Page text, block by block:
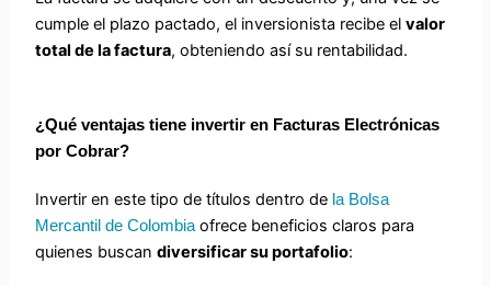
cumple el plazo pactado, el inversionista recibe elvalor
total de la factura, obteniendo así su rentabilidad.
¿Qué ventajas tiene invertir en Facturas Electrónicas
por Cobrar?
Invertir en este tipo de títulos dentro de la Bolsa
Mercantil de Colombiaofrece beneficios claros para
quienes buscandiversificar su portafolio: